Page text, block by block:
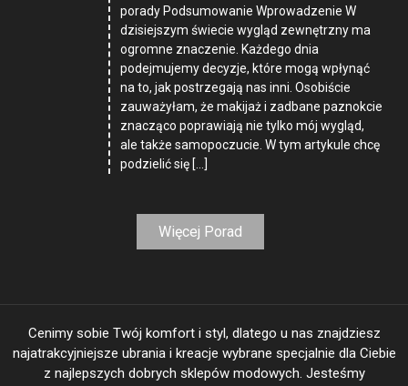
porady Podsumowanie Wprowadzenie W
dzisiejszym świecie wygląd zewnętrzny ma
ogromne znaczenie. Każdego dnia
podejmujemy decyzje, które mogą wpłynąć
na to, jak postrzegają nas inni. Osobiście
zauważyłam, że makijaż i zadbane paznokcie
znacząco poprawiają nie tylko mój wygląd,
ale także samopoczucie. W tym artykule chcę
podzielić się […]
Więcej Porad
Cenimy sobie Twój komfort i styl, dlatego u nas znajdziesz
najatrakcyjniejsze ubrania i kreacje wybrane specjalnie dla Ciebie
z najlepszych dobrych sklepów modowych. Jesteśmy